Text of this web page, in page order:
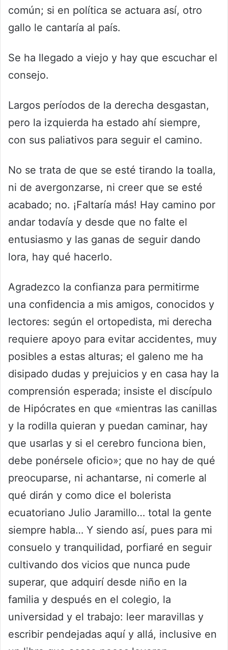
común; si en política se actuara así, otro
gallo le cantaría al país.
Se ha llegado a viejo y hay que escuchar el
consejo.
Largos períodos de la derecha desgastan,
pero la izquierda ha estado ahí siempre,
con sus paliativos para seguir el camino.
No se trata de que se esté tirando la toalla,
ni de avergonzarse, ni creer que se esté
acabado; no. ¡Faltaría más! Hay camino por
andar todavía y desde que no falte el
entusiasmo y las ganas de seguir dando
lora, hay qué hacerlo.
Agradezco la confianza para permitirme
una confidencia a mis amigos, conocidos y
lectores: según el ortopedista, mi derecha
requiere apoyo para evitar accidentes, muy
posibles a estas alturas; el galeno me ha
disipado dudas y prejuicios y en casa hay la
comprensión esperada; insiste el discípulo
de Hipócrates en que «mientras las canillas
y la rodilla quieran y puedan caminar, hay
que usarlas y si el cerebro funciona bien,
debe ponérsele oficio»; que no hay de qué
preocuparse, ni achantarse, ni comerle al
qué dirán y como dice el bolerista
ecuatoriano Julio Jaramillo… total la gente
siempre habla… Y siendo así, pues para mi
consuelo y tranquilidad, porfiaré en seguir
cultivando dos vicios que nunca pude
superar, que adquirí desde niño en la
familia y después en el colegio, la
universidad y el trabajo: leer maravillas y
escribir pendejadas aquí y allá, inclusive en